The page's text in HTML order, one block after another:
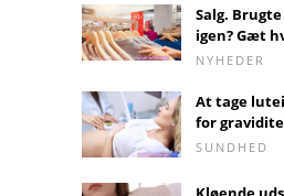
Salg.
igen? Gæt
NYHEDER
At tage
for
SUNDHED